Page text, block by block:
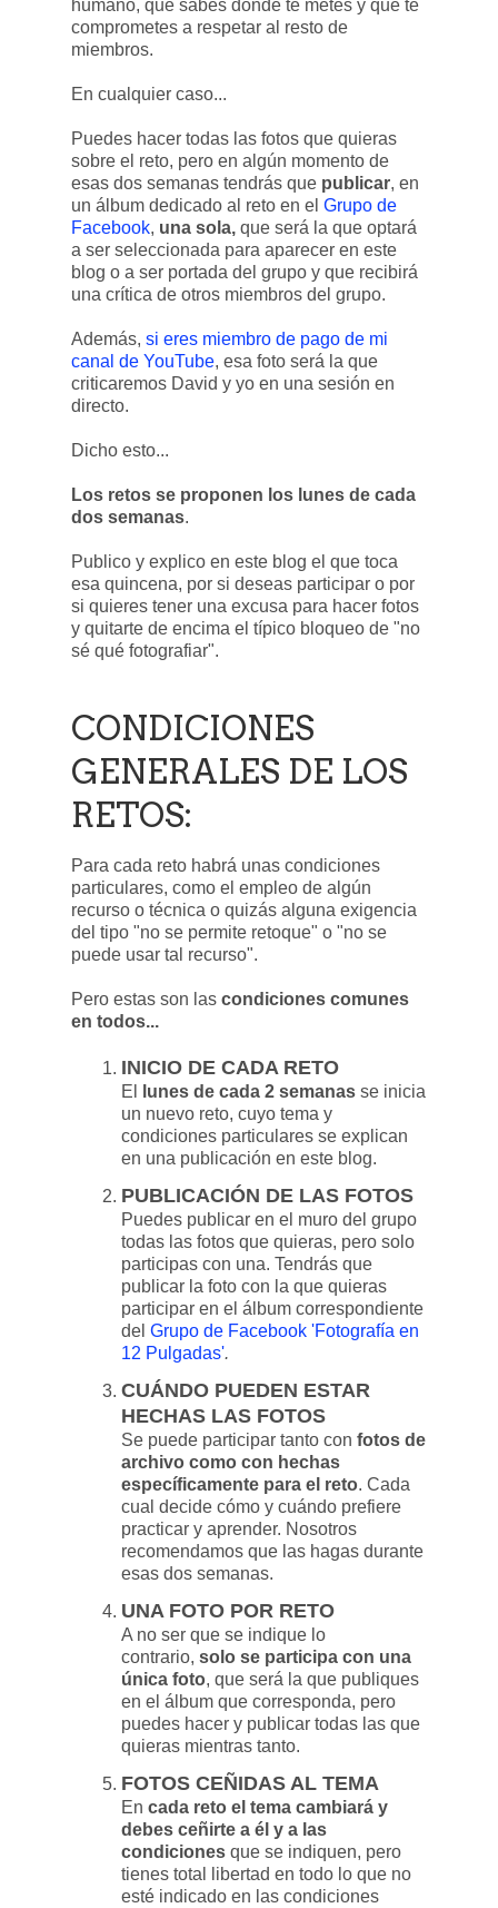
humano, que sabes dónde te metes y que te
comprometes a respetar al resto de
miembros.
En cualquier caso...
Puedes hacer todas las fotos que quieras
sobre el reto, pero en algún momento de
esas dos semanas tendrás que publicar, en
un álbum dedicado al reto en el Grupo de
Facebook, una sola, que será la que optará
a ser seleccionada para aparecer en este
blog o a ser portada del grupo y que recibirá
una crítica de otros miembros del grupo.
Además, si eres miembro de pago de mi
canal de YouTube, esa foto será la que
criticaremos David y yo en una sesión en
directo.
Dicho esto...
Los retos se proponen los lunes de cada
dos semanas.
Publico y explico en este blog el que toca
esa quincena, por si deseas participar o por
si quieres tener una excusa para hacer fotos
y quitarte de encima el típico bloqueo de "no
sé qué fotografiar".
CONDICIONES
GENERALES DE LOS
RETOS:
Para cada reto habrá unas condiciones
particulares, como el empleo de algún
recurso o técnica o quizás alguna exigencia
del tipo "no se permite retoque" o "no se
puede usar tal recurso".
Pero estas son las condiciones comunes
en todos...
INICIO DE CADA RETO
El lunes de cada 2 semanas se inicia
un nuevo reto, cuyo tema y
condiciones particulares se explican
en una publicación en este blog.
PUBLICACIÓN DE LAS FOTOS
Puedes publicar en el muro del grupo
todas las fotos que quieras, pero solo
participas con una. Tendrás que
publicar la foto con la que quieras
participar en el álbum correspondiente
del Grupo de Facebook 'Fotografía en
12 Pulgadas'.
CUÁNDO PUEDEN ESTAR
HECHAS LAS FOTOS
Se puede participar tanto con fotos de
archivo como con hechas
específicamente para el reto. Cada
cual decide cómo y cuándo prefiere
practicar y aprender. Nosotros
recomendamos que las hagas durante
esas dos semanas.
UNA FOTO POR RETO
A no ser que se indique lo
contrario, solo se participa con una
única foto, que será la que publiques
en el álbum que corresponda, pero
puedes hacer y publicar todas las que
quieras mientras tanto.
FOTOS CEÑIDAS AL TEMA
En cada reto el tema cambiará y
debes ceñirte a él y a las
condiciones que se indiquen, pero
tienes total libertad en todo lo que no
esté indicado en las condiciones